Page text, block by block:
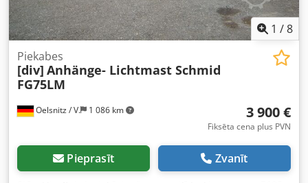
1 /8
Oelsnitz / V. 1 086 km
Piekabes
[div] Anhänge- Lichtmast Schmid
FG75LM
3 900 €
Fiksēta cena plus PVN
Pieprasīt Zvanīt